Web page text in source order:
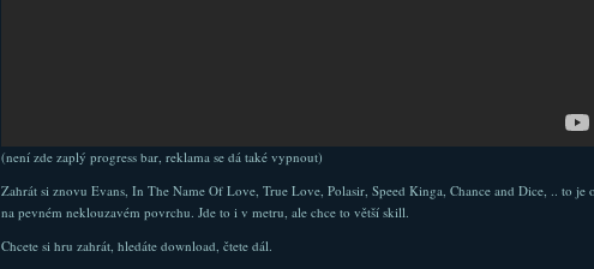
(není zde zaplý progress bar, reklama se dá také vypnout)
Zahrát si znovu Evans, In The Name Of Love, True Love, Polasir, Speed Kinga, Chance and Dice, .. to je
na pevném neklouzavém povrchu. Jde to i v metru, ale chce to větší skill.
Chcete si hru zahrát, hledáte download, čtete dál.